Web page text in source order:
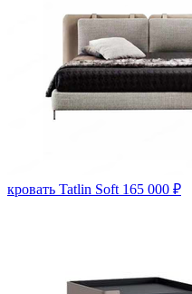
кровать Tatlin Soft 165 000 ₽